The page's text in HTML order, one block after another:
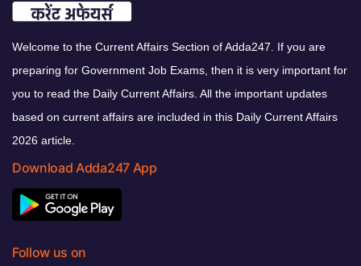
Welcome to the Current Affairs Section of Adda247. If you are
preparing for Government Job Exams, then it is very important for
you to read the Daily Current Affairs. All the important updates
based on current affairs are included in this Daily Current Affairs
2026 article.
Download Adda247 App
Follow us on